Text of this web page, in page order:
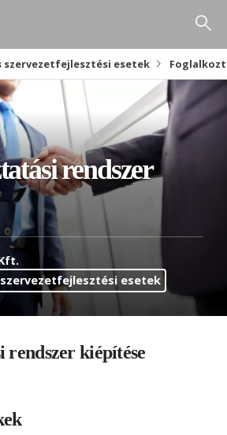
szervezetfejlesztési esetek
rendszer
esetek
rendszer kiépítése